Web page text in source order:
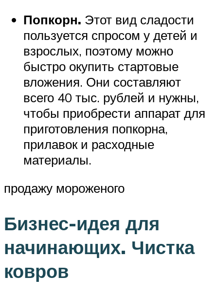
Попкорн. Этот вид сладости
пользуется спросом у детей и
взрослых, поэтому можно
быстро окупить стартовые
вложения. Они составляют
всего 40 тыс. рублей и нужны,
чтобы приобрести аппарат для
приготовления попкорна,
прилавок и расходные
материалы.
продажу мороженого
Бизнес-идея для
начинающих. Чистка
ковров